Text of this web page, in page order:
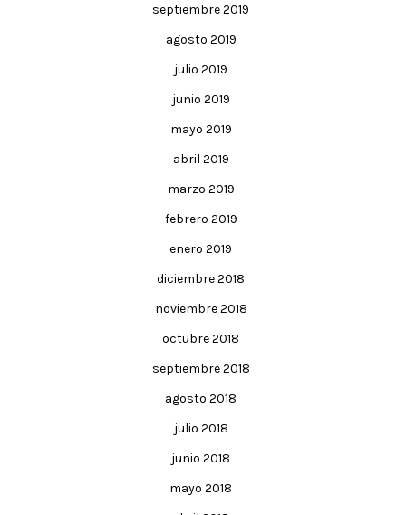
septiembre 2019
agosto 2019
julio 2019
junio 2019
mayo 2019
abril 2019
marzo 2019
febrero 2019
enero 2019
diciembre 2018
noviembre 2018
octubre 2018
septiembre 2018
agosto 2018
julio 2018
junio 2018
mayo 2018